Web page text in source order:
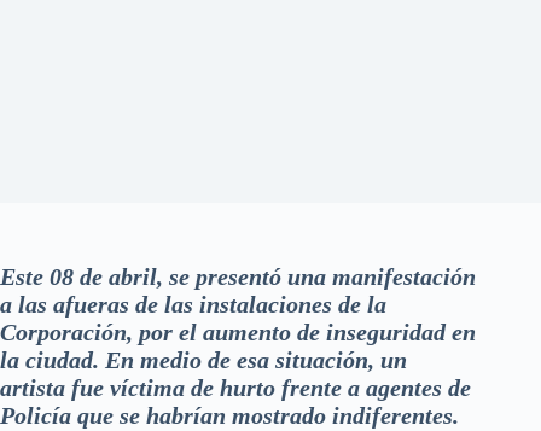
Este 08 de abril, se presentó una manifestación
a las afueras de las instalaciones de la
Corporación, por el aumento de inseguridad en
la ciudad. En medio de esa situación, un
artista fue víctima de hurto frente a agentes de
Policía que se habrían mostrado indiferentes.